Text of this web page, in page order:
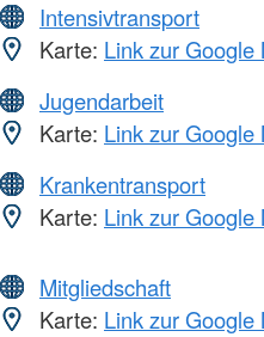
Intensivtransport
Karte: Link zur Google
Jugendarbeit
Karte: Link zur Google
Krankentransport
Karte: Link zur Google
Mitgliedschaft
Karte: Link zur Google